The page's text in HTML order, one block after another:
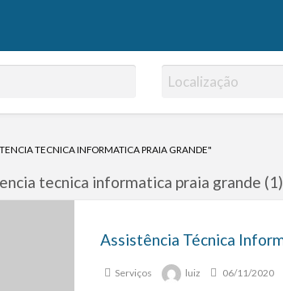
TECNICA INFORMATICA PRAIA GRANDE"
tecnica informatica praia grande (1)
Serviços luiz 06/11/2020